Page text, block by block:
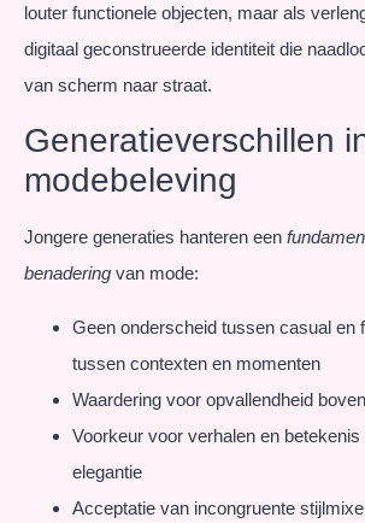
louter functionele objecten, maar als
digitaal geconstrueerde identiteit die
van scherm naar straat.
Generatieverschillen
modebeleving
Jongere generaties hanteren een
benadering van mode:
Geen onderscheid tussen casual en
tussen contexten en momenten
Waardering voor opvallendheid
Voorkeur voor verhalen en
elegantie
Acceptatie van incongruente